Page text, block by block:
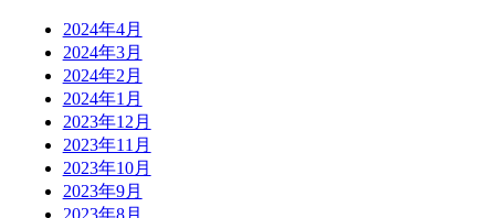
2024年4月
2024年3月
2024年2月
2024年1月
2023年12月
2023年11月
2023年10月
2023年9月
2023年8月